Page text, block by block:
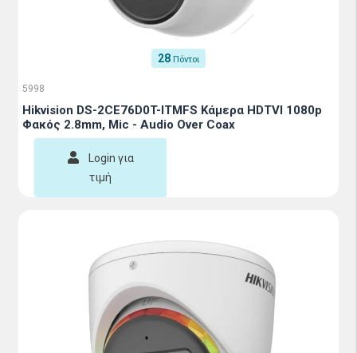
28 Πόντοι
5998
Hikvision DS-2CE76D0T-ITMFS Κάμερα HDTVI 1080p
Φακός 2.8mm, Mic - Audio Over Coax
Login για
τιμή